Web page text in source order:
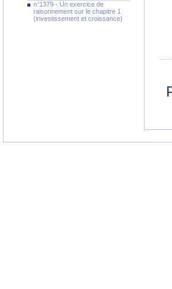
n°1379 - Un exercice de
raisonnement sur le chapitre 1
(investissement et croissance)